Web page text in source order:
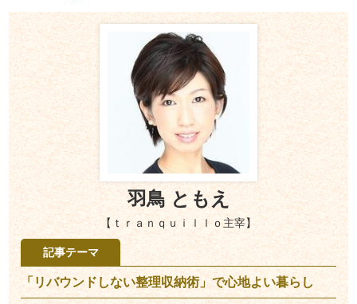
羽鳥 ともえ
【ｔｒａｎｑｕｉｌｌｏ主宰】
記事テーマ
「リバウンドしない整理収納術」で心地よい暮らし